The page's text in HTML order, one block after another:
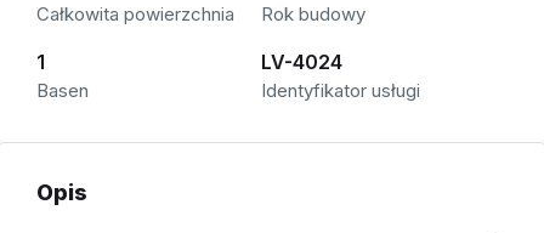
Całkowita powierzchnia Rok budowy
1
Basen
LV-4024
Identyfikator usługi
Opis